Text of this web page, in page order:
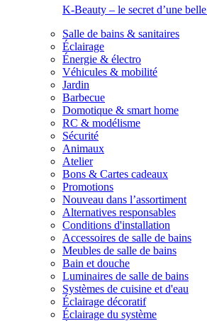
K-Beauty – le secret d’une
Salle de bains & sanitaires
Éclairage
Énergie & électro
Véhicules & mobilité
Jardin
Barbecue
Domotique & smart home
RC & modélisme
Sécurité
Animaux
Atelier
Bons & Cartes cadeaux
Promotions
Nouveau dans l’assortiment
Alternatives responsables
Conditions d'installation
Accessoires de salle de bains
Meubles de salle de bains
Bain et douche
Luminaires de salle de bains
Systèmes de cuisine et d'eau
Éclairage décoratif
Éclairage du système